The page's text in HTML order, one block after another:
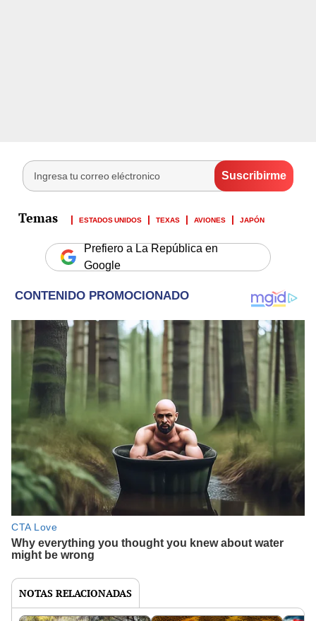
ESTADOS UNIDOS TEXAS AVIONES JAPÓN
Prefiero a La República en
Google
NOTAS RELACIONADAS